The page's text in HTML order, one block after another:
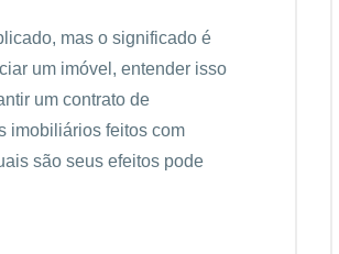
mas o significado é
um imóvel, entender isso
um contrato de
imobiliários feitos com
são seus efeitos pode